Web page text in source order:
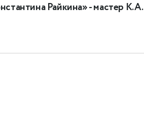
Райкина» - мастер К.А.